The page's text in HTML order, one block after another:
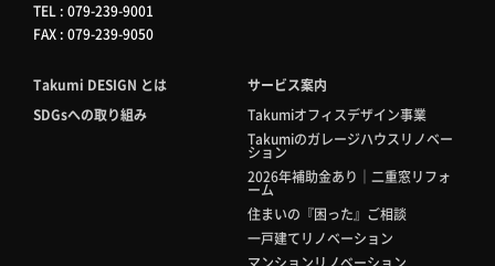
TEL : 079-239-9001
FAX : 079-239-9050
Takumi DESIGN とは
SDGsへの取り組み
サービス案内
Takumiオフィスデザイン事業
Takumiのガレージハウスリノベー
ション
2026年補助金あり｜二重窓リフォ
ーム
住まいの『困った』ご相談
一戸建てリノベーション